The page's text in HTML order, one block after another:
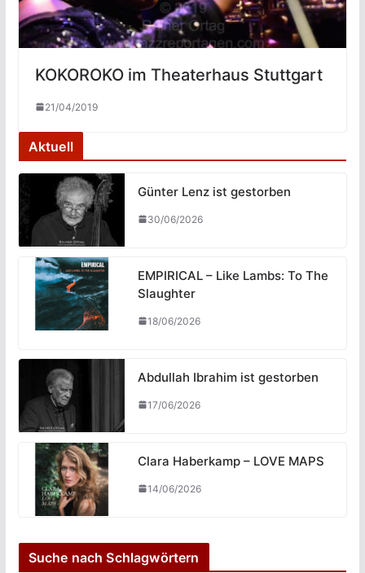
KOKOROKO im Theaterhaus Stuttgart
21/04/2019
Aktuell
Günter Lenz ist gestorben
30/06/2026
EMPIRICAL – Like Lambs: To The
Slaughter
18/06/2026
Abdullah Ibrahim ist gestorben
17/06/2026
Clara Haberkamp – LOVE MAPS
14/06/2026
Suche nach Schlagwörtern